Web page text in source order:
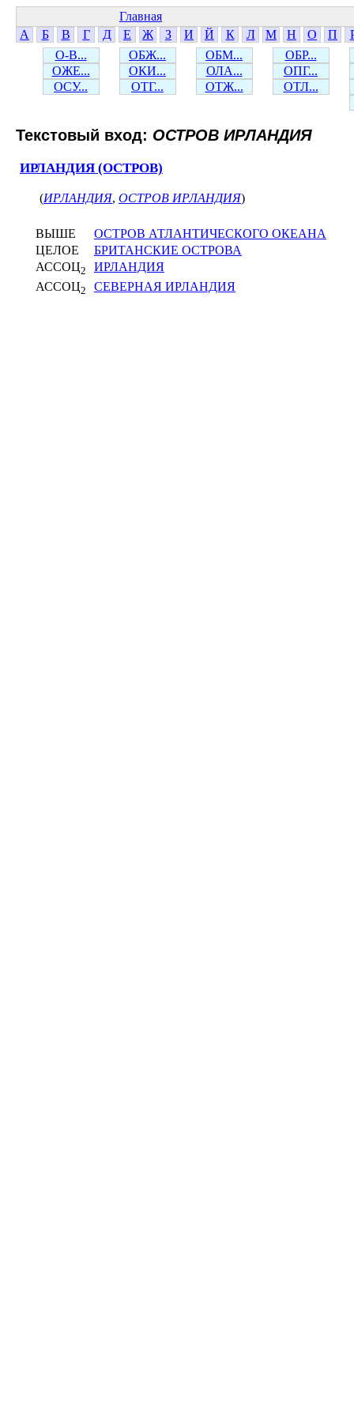
Главная
А
Б В Г Д Е Ж З И Й К Л М Н О П
О-В...
ОБЖ... ОБМ...
ОБР...
ОЖЕ...
ОКИ... ОЛА...
ОПГ...
ОСУ...
ОТГ... ОТЖ... ОТЛ...
Текстовый вход: ОСТРОВ ИРЛАНДИЯ
ИРЛАНДИЯ (ОСТРОВ)
(ИРЛАНДИЯ, ОСТРОВ ИРЛАНДИЯ)
ВЫШЕ
ОСТРОВ АТЛАНТИЧЕСКОГО ОКЕАНА
ЦЕЛОЕ
БРИТАНСКИЕ ОСТРОВА
АССОЦ2
ИРЛАНДИЯ
АССОЦ2 СЕВЕРНАЯ ИРЛАНДИЯ